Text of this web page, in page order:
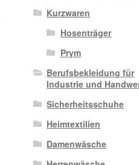
Kurzwaren
Hosenträger
Prym
Berufsbekleidung für
Industrie und
Sicherheitsschuhe
Heimtextilien
Damenwäsche